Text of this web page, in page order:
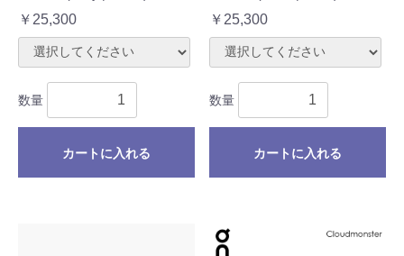
￥25,300
数量
カートに入れる
￥25,300
数量
カートに入れる